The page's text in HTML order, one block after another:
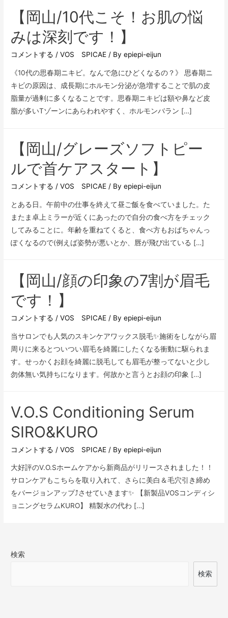
【岡山/10代こそ！お肌の悩
みは深刻です！】
コメントする /VOS SPICAE / Byepiepi-eijun
《10代の思春期ニキビ。なんで急にひどくなるの？》 思春期ニ
キビの原因は、成長期にホルモン分泌が急増することで肌の皮
脂量が過剰に多くなることです。思春期ニキビは額や鼻など皮
脂が多いTゾーンにあらわれやすく、ホルモンバラン […]
【岡山/グレーズソフトピー
ルで首ケアスタート】
コメントする /VOS SPICAE / Byepiepi-eijun
とある日。午前中の仕事を終えて昼ご飯を食べていました。た
またま卓上ミラーが近くにあったので自分の食べ方をチェック
してみることに。年齢を重ねてくると、食べ方もおばちゃんっ
ぽくなるので(例えば姿勢が悪いとか、唇が飛び出ている […]
【岡山/顔の印象の7割が眉毛
です！】
コメントする /VOS SPICAE / Byepiepi-eijun
当サロンでも人気のスキンケアワックス脱毛✨施術をしながら眉
周りに来るとついつい眉毛を綺麗にしたくなる衝動に駆られま
す。せっかくお顔を綺麗に脱毛しても眉毛が整ってないと少し
勿体無い気持ちになります。何故かと言うとお顔の印象 […]
V.O.S Conditioning Serum
SIRO&KURO
コメントする /VOS SPICAE / Byepiepi-eijun
大好評のV.O.Sホームケアから新商品がリリースされました！！
サロンケアもこちらを取り入れて、さらに美白＆毛穴引き締め
をバージョンアップ⤴させていきます✨ 【新製品VOSコンディシ
ョニングセラムKURO】 精製水の代わ […]
検索
検索